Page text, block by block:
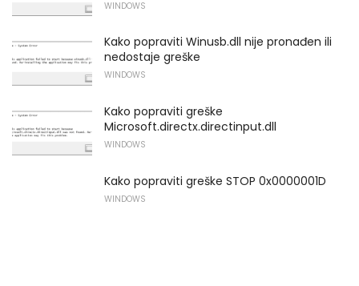
WINDOWS
Kako popraviti Winusb.dll nije pronađen ili
nedostaje greške
WINDOWS
Kako popraviti greške
Microsoft.directx.directinput.dll
WINDOWS
Kako popraviti greške STOP 0x0000001D
WINDOWS